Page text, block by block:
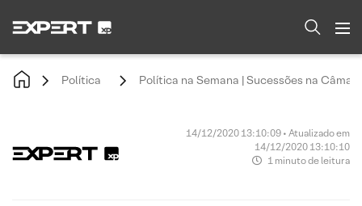
Política Política na Semana | Sucessões na
14/12/2020 13:10:09 • Atualizado em
14/12/2020 13:10:10
1 minuto de leitura